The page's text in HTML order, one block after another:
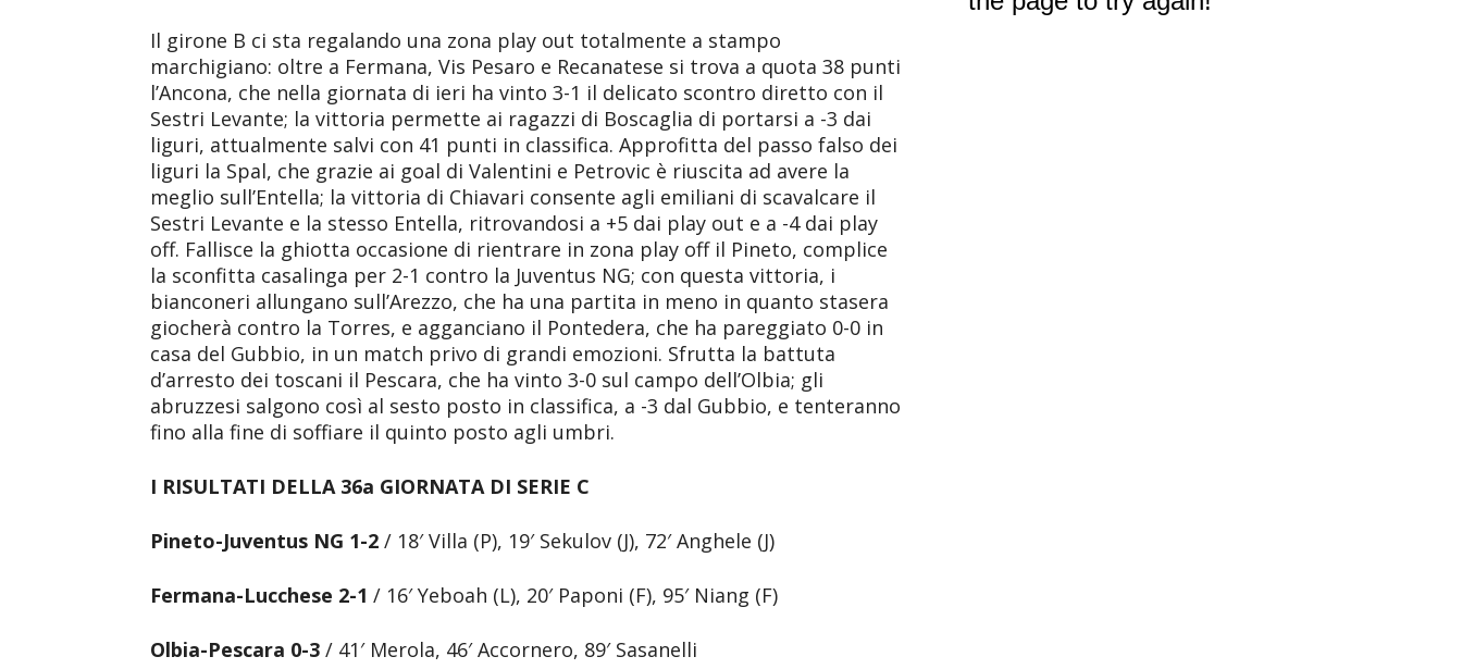
Il girone B ci sta regalando una zona play out totalmente a stampo
marchigiano: oltre a Fermana, Vis Pesaro e Recanatese si trova a quota 38 punti
l’Ancona, che nella giornata di ieri ha vinto 3-1 il delicato scontro diretto con il
Sestri Levante; la vittoria permette ai ragazzi di Boscaglia di portarsi a -3 dai
liguri, attualmente salvi con 41 punti in classifica. Approfitta del passo falso dei
liguri la Spal, che grazie ai goal di Valentini e Petrovic è riuscita ad avere la
meglio sull’Entella; la vittoria di Chiavari consente agli emiliani di scavalcare il
Sestri Levante e la stesso Entella, ritrovandosi a +5 dai play out e a -4 dai play
off. Fallisce la ghiotta occasione di rientrare in zona play off il Pineto, complice
la sconfitta casalinga per 2-1 contro la Juventus NG; con questa vittoria, i
bianconeri allungano sull’Arezzo, che ha una partita in meno in quanto stasera
giocherà contro la Torres, e agganciano il Pontedera, che ha pareggiato 0-0 in
casa del Gubbio, in un match privo di grandi emozioni. Sfrutta la battuta
d’arresto dei toscani il Pescara, che ha vinto 3-0 sul campo dell’Olbia; gli
abruzzesi salgono così al sesto posto in classifica, a -3 dal Gubbio, e tenteranno
fino alla fine di soffiare il quinto posto agli umbri.
I RISULTATI DELLA 36a GIORNATA DI SERIE C
Pineto-Juventus NG 1-2 / 18′ Villa (P), 19′ Sekulov (J), 72′ Anghele (J)
Fermana-Lucchese 2-1 / 16′ Yeboah (L), 20′ Paponi (F), 95′ Niang (F)
Olbia-Pescara 0-3 / 41′ Merola, 46′ Accornero, 89′ Sasanelli